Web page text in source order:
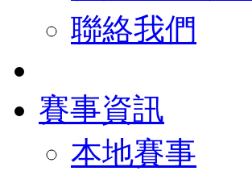
聯絡我們
賽事資訊
本地賽事